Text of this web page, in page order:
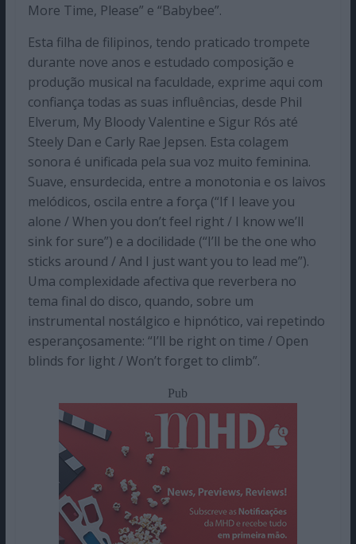
More Time, Please” e “Babybee”.
Esta filha de filipinos, tendo praticado trompete
durante nove anos e estudado composição e
produção musical na faculdade, exprime aqui com
confiança todas as suas influências, desde Phil
Elverum, My Bloody Valentine e Sigur Rós até
Steely Dan e Carly Rae Jepsen. Esta colagem
sonora é unificada pela sua voz muito feminina.
Suave, ensurdecida, entre a monotonia e os laivos
melódicos, oscila entre a força (“If I leave you
alone / When you don’t feel right / I know we’ll
sink for sure”) e a docilidade (“I’ll be the one who
sticks around / And I just want you to lead me”).
Uma complexidade afectiva que reverbera no
tema final do disco, quando, sobre um
instrumental nostálgico e hipnótico, vai repetindo
esperançosamente: “I’ll be right on time / Open
blinds for light / Won’t forget to climb”.
Pub